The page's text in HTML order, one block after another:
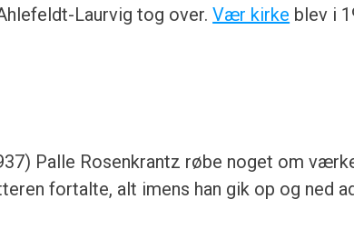
Laurvig tog over.Vær kirke blev i
Palle Rosenkrantz røbe noget om
fortalte, alt imens han gik op og ned